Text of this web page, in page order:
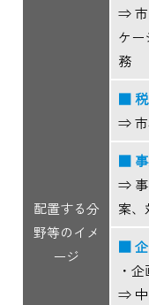
配置する分
野等のイメ
ージ
⇒ 市
ケー
務
■ 税
⇒ 市
■ 事
⇒ 事
案、
■ 企
・
⇒ 中